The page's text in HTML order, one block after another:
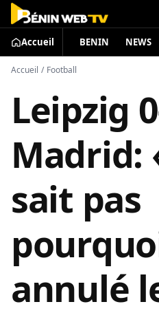
Accueil BENIN NEWS
Accueil / Football
Leipzig
Madrid:
sait pas
annulé